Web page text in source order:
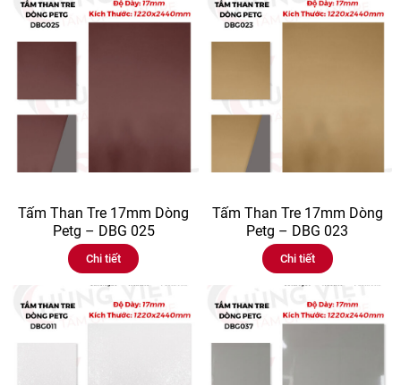
Tấm Than Tre 17mm Dòng
Petg – DBG 025
Chi tiết
Tấm Than Tre 17mm Dòng
Petg – DBG 023
Chi tiết